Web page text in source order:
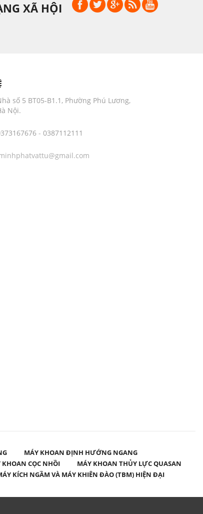
XÃ HỘI
số 5 BT05-B1.1, Phường Phú Lương,
Nội.
- 0387112111
MÁY KHOAN ĐỊNH HƯỚNG NGANG
KHOAN CỌC NHỒI
MÁY KHOAN THỦY LỰC QUASAN
KÍCH NGẦM VÀ MÁY KHIÊN ĐÀO (TBM) HIỆN ĐẠI